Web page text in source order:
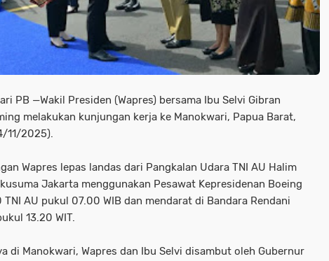
PB —Wakil Presiden (Wapres) bersama Ibu Selvi Gibran
melakukan kunjungan kerja ke Manokwari, Papua Barat,
11/2025).
Wapres lepas landas dari Pangkalan Udara TNI AU Halim
Jakarta menggunakan Pesawat Kepresidenan Boeing
AU pukul 07.00 WIB dan mendarat di Bandara Rendani
13.20 WIT.
di Manokwari, Wapres dan Ibu Selvi disambut oleh Gubernur